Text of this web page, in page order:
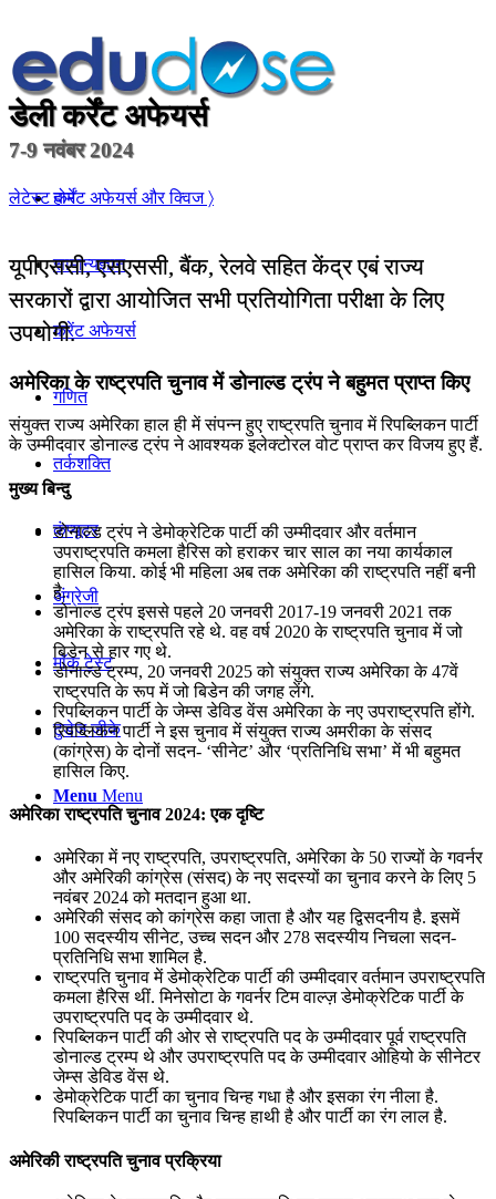
होम
सामान्यज्ञान
करेंट अफेयर्स
गणित
तर्कशक्ति
कंप्यूटर
अंग्रेजी
मॉक टेस्ट
टुडेज जीके
Menu Menu
डेली कर्रेंट अफेयर्स
7-9 नवंबर 2024
लेटेस्ट कर्रेंट अफेयर्स और क्विज 〉
यूपीएससी, एसएससी, बैंक, रेलवे सहित केंद्र एबं राज्य
सरकारों द्वारा आयोजित सभी प्रतियोगिता परीक्षा के लिए
उपयोगी.
अमेरिका के राष्ट्रपति चुनाव में डोनाल्ड ट्रंप ने बहुमत प्राप्त किए
संयुक्त राज्य अमेरिका हाल ही में संपन्न हुए राष्ट्रपति चुनाव में रिपब्लिकन पार्टी
के उम्मीदवार डोनाल्ड ट्रंप ने आवश्यक इलेक्टोरल वोट प्राप्त कर विजय हुए हैं.
मुख्य बिन्दु
डोनाल्ड ट्रंप ने डेमोक्रेटिक पार्टी की उम्मीदवार और वर्तमान
उपराष्ट्रपति कमला हैरिस को हराकर चार साल का नया कार्यकाल
हासिल किया. कोई भी महिला अब तक अमेरिका की राष्ट्रपति नहीं बनी
है.
डोनाल्ड ट्रंप इससे पहले 20 जनवरी 2017-19 जनवरी 2021 तक
अमेरिका के राष्ट्रपति रहे थे. वह वर्ष 2020 के राष्ट्रपति चुनाव में जो
बिडेन से हार गए थे.
डोनाल्ड ट्रम्प, 20 जनवरी 2025 को संयुक्त राज्य अमेरिका के 47वें
राष्ट्रपति के रूप में जो बिडेन की जगह लेंगे.
रिपब्लिकन पार्टी के जेम्स डेविड वेंस अमेरिका के नए उपराष्ट्रपति होंगे.
रिपब्लिकन पार्टी ने इस चुनाव में संयुक्त राज्य अमरीका के संसद
(कांग्रेस) के दोनों सदन- ‘सीनेट’ और ‘प्रतिनिधि सभा’ में भी बहुमत
हासिल किए.
अमेरिका राष्ट्रपति चुनाव 2024: एक दृष्टि
अमेरिका में नए राष्ट्रपति, उपराष्ट्रपति, अमेरिका के 50 राज्यों के गवर्नर
और अमेरिकी कांग्रेस (संसद) के नए सदस्यों का चुनाव करने के लिए 5
नवंबर 2024 को मतदान हुआ था.
अमेरिकी संसद को कांग्रेस कहा जाता है और यह द्विसदनीय है. इसमें
100 सदस्यीय सीनेट, उच्च सदन और 278 सदस्यीय निचला सदन-
प्रतिनिधि सभा शामिल है.
राष्ट्रपति चुनाव में डेमोक्रेटिक पार्टी की उम्मीदवार वर्तमान उपराष्ट्रपति
कमला हैरिस थीं. मिनेसोटा के गवर्नर टिम वाल्ज़ डेमोक्रेटिक पार्टी के
उपराष्ट्रपति पद के उम्मीदवार थे.
रिपब्लिकन पार्टी की ओर से राष्ट्रपति पद के उम्मीदवार पूर्व राष्ट्रपति
डोनाल्ड ट्रम्प थे और उपराष्ट्रपति पद के उम्मीदवार ओहियो के सीनेटर
जेम्स डेविड वेंस थे.
डेमोक्रेटिक पार्टी का चुनाव चिन्ह गधा है और इसका रंग नीला है.
रिपब्लिकन पार्टी का चुनाव चिन्ह हाथी है और पार्टी का रंग लाल है.
अमेरिकी राष्ट्रपति चुनाव प्रक्रिया